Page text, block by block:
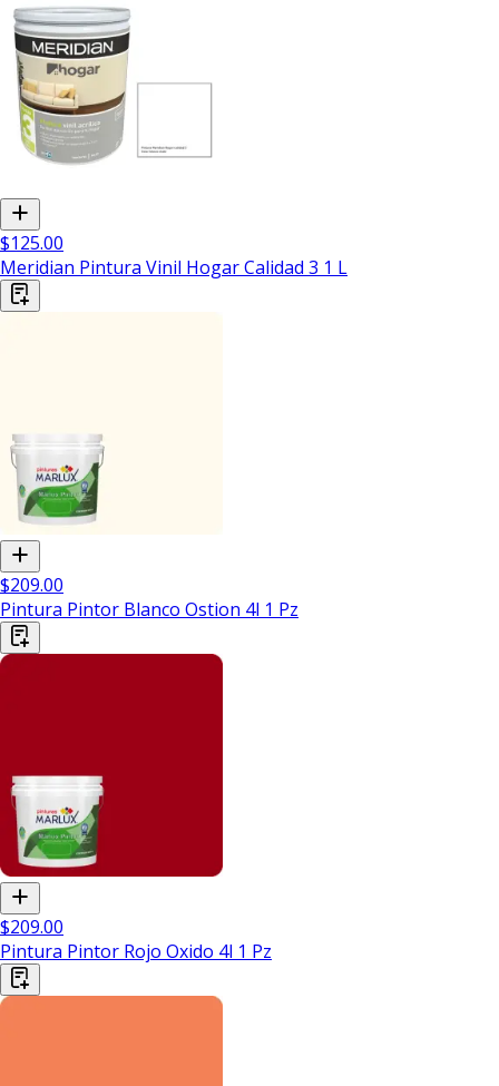
$125.00
Meridian Pintura Vinil Hogar Calidad 3 1 L
$209.00
Pintura Pintor Blanco Ostion 4l 1 Pz
$209.00
Pintura Pintor Rojo Oxido 4l 1 Pz